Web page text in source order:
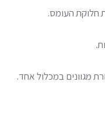
חלוקת העומס.
מגוונים במכלול אחד.